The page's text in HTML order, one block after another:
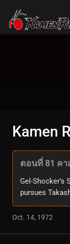
Kamen
ตอนที่ 81 คา
Gel-
pursues
Oct. 14, 1972